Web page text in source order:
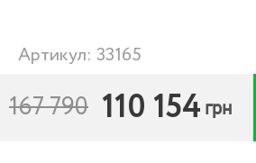
Артикул: 33165
167 790 110 154 грн